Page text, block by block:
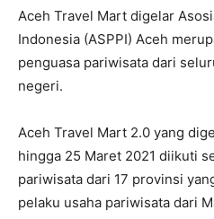
Aceh Travel Mart digelar
Indonesia (ASPPI) Aceh
penguasa pariwisata dari
negeri.
Aceh Travel Mart 2.0 yang
hingga 25 Maret 2021 diikuti
pariwisata dari 17 provinsi
pelaku usaha pariwisata dari